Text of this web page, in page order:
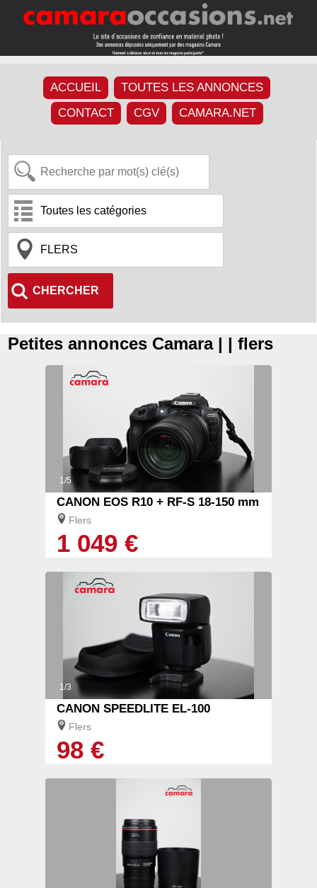
ACCUEIL
TOUTES LES ANNONCES
CONTACT
CGV CAMARA.NET
CHERCHER
Petites annonces Camara | | flers
1/5
CANON EOS R10 + RF-S 18-150 mm
Flers
1 049 €
1/3
CANON SPEEDLITE EL-100
Flers
98 €